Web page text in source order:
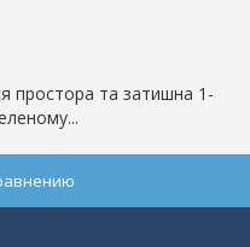
простора та затишна 1-